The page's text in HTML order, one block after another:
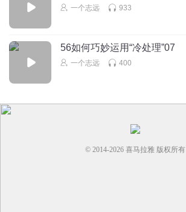
一个志远 933
56如何巧妙运用“冷处理”07
一个志远 400
© 2014-2026 喜马拉雅 版权所有